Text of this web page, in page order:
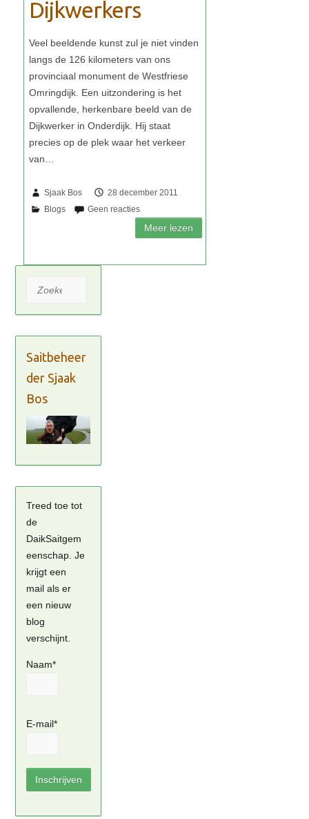
Dijkwerkers
Sjaak Bos 28 december 2011
Zoeken
Saitbeheer
der Sjaak
Bos
Treed toe tot
de
DaikSaitgem
eenschap. Je
krijgt een
mail als er
een nieuw
blog
verschijnt.
Naam*
E-mail*